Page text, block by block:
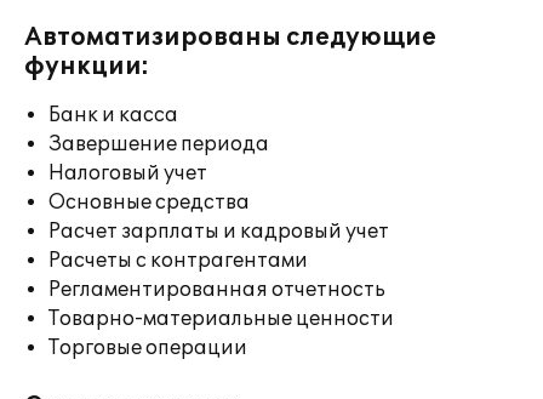
Автоматизированы следующие
функции:
Банк и касса
Завершение периода
Налоговый учет
Основные средства
Расчет зарплаты и кадровый учет
Расчеты с контрагентами
Регламентированная отчетность
Товарно-материальные ценности
Торговые операции